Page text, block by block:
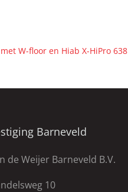
W-floor en Hiab X-HiPro 638
Barneveld
de Weijer Barneveld B.V.
10